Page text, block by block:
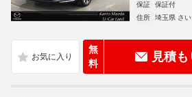
保証
保証付
住所
埼玉県 さ
無
料
見積